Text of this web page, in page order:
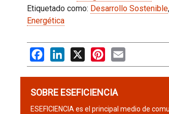
Etiquetado como: Desarrollo Sostenible,
Energética
FacebookLinkedIn
X PinterestEmail
SOBRE ESEFICIENCIA
ESEFICIENCIA es el principal medio de